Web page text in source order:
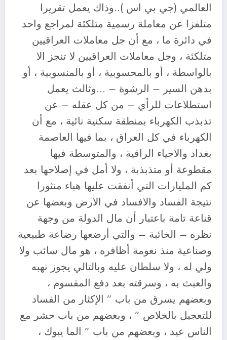
العالمي (جي بي اس )..وذاك يعمل تقريرا
متلفزا عن معاملة رسمية متلكئة لمراجع واحد
في دائرة ما ، مع أن جل معاملات العراقيين
متلكئة ، وجل معاملات العراقيين لا تنجز الا
بالواسطة ، أو بالمحسوبية ، أو بالمنسوبية ، أو
بدهن السير – الرشوة – …وثالث يعمل
استطلاعات للرأي – من كل عقله – عن
تذبذب الكهرباء بمنطقة سكنية نائية ، مع أن
الكهرباء في كل العراق ، بما فيها العاصمة
بغداد والاحياء الراقية ، والمتوسطة فيها
مقطوعة أو متذبذبة ، ولا أمل في إصلاحها بعد
كم المليارات التي أنفقت عليها هباء منثورا
نتيجة الفساد والافساد في الارض وبعضها عن
قناعة تامة باعتبار أن مال الدولة من وجهة
نظره – الخائبة – والتي أرضعها رضاعة طبيعية
وصناعية منذ نعومة أظافره ، هو مال سائب ولا
ولي له ، ولا سلطان عليه وبالتالي يجوز نهبه
والعبث به ، وسرقته بعد دفع المقسوم ،
وبعضهم يسرق من باب ” الإكثار من الفساد
للتعجيل بالخلاص ” ، وبعضهم من باب حشر مع
الناس عيد ، وبعضهم من باب ” الما يبوك ،